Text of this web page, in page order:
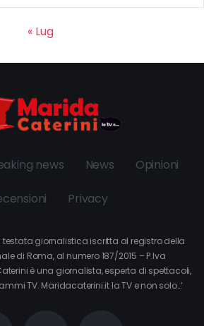
« Lug
news News Opinioni
Privacy
testata giornalistica iscritta al registro della
di Roma, al numero 187/2015 – P.Iva
è una giornalista, esperta di spettacoli,
TV. Maridacaterini.it la TV e non solo…’